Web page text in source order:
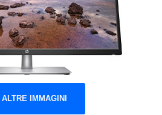
ALTRE IMMAGINI